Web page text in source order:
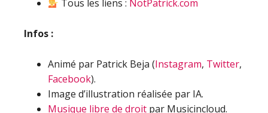
Tous les liens : NotPatrick.com
Infos :
Animé par Patrick Beja (Instagram, Twitter,
Facebook).
Image d’illustration réalisée par IA.
Musique libre de droit par Musicincloud.